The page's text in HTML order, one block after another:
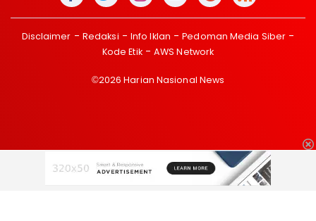
Disclaimer Redaksi Info Iklan
Pedoman Media Siber
Kode Etik
AWS Network
©2026 Harian Nasional News